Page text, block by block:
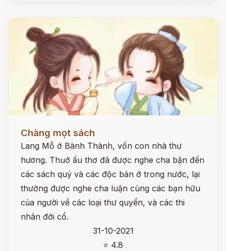
Chàng mọt sách
Lang Mỗ ở Bành Thành, vốn con nhà thư
hương. Thuở ấu thơ đã được nghe cha bận đến
các sách quý và các độc bản ở trong nước, lại
thường được nghe cha luận cùng các bạn hữu
của người về các loại thư quyển, và các thi
nhân đời cổ.
31-10-2021
⭐ 4.8